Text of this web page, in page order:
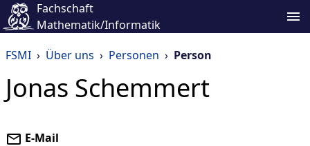
Fachschaft
Mathematik/Informatik
FSMI › Über uns › Personen › Person
Jonas Schemmert
E-Mail